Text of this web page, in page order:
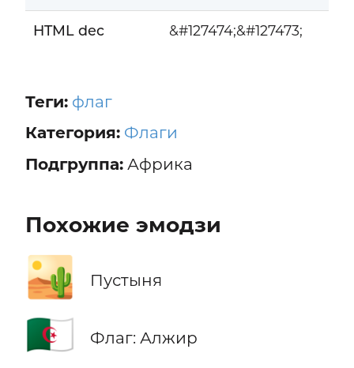
HTML dec &#127474;&#127473;
Теги: флаг
Категория: Флаги
Подгруппа:Африка
Похожие эмодзи
🏜️ Пустыня
🇩🇿 Флаг: Алжир